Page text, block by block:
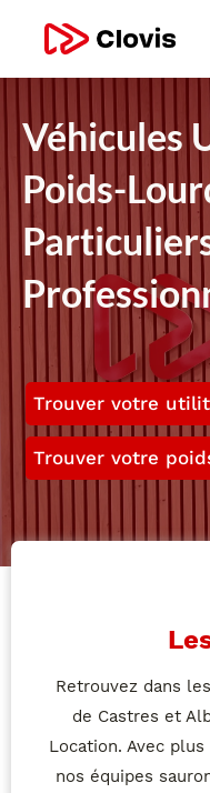
Véhicules
Poids-
Trouver votre
Trouver votre
Retrouvez dans
de Castres et
Location. Avec
nos équipes